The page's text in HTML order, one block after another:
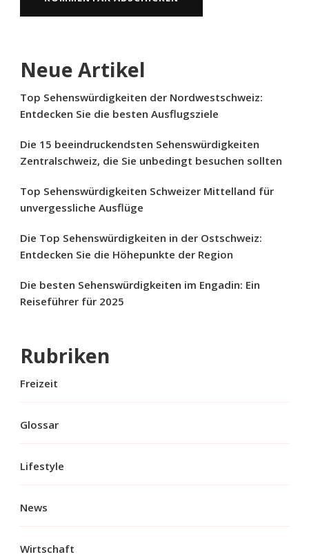
Neue Artikel
Top Sehenswürdigkeiten der Nordwestschweiz:
Entdecken Sie die besten Ausflugsziele
Die 15 beeindruckendsten Sehenswürdigkeiten
Zentralschweiz, die Sie unbedingt besuchen sollten
Top Sehenswürdigkeiten Schweizer Mittelland für
unvergessliche Ausflüge
Die Top Sehenswürdigkeiten in der Ostschweiz:
Entdecken Sie die Höhepunkte der Region
Die besten Sehenswürdigkeiten im Engadin: Ein
Reiseführer für 2025
Rubriken
Freizeit
Glossar
Lifestyle
News
Wirtschaft